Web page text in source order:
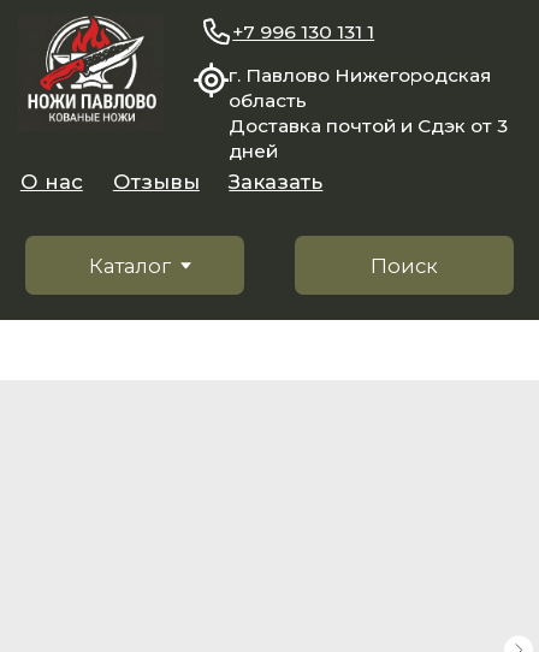
область
Доставка почтой и Сдэк от 3
Поиск
Каталог
Заказать
+7 996 130 131 1